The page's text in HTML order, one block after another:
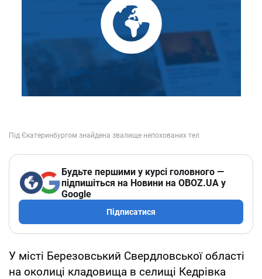
Будьте першими у курсі головного —
підпишіться на Новини на OBOZ.UA у
Google
Підписатися
У місті Березовський Свердловської області
на околиці кладовища в селищі Кедрівка